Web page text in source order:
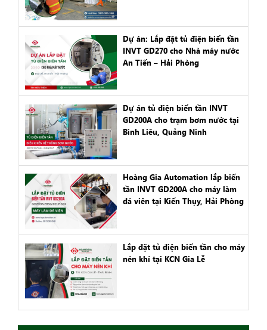
Dự án: Lắp đặt tủ điện biến tần
INVT GD270 cho Nhà máy nước
An Tiến – Hải Phòng
Dự án tủ điện biến tần INVT
GD200A cho trạm bơm nước tại
Bình Liêu, Quảng Ninh
Hoàng Gia Automation lắp biến
tần INVT GD200A cho máy làm
đá viên tại Kiến Thụy, Hải Phòng
Lắp đặt tủ điện biến tần cho máy
nén khí tại KCN Gia Lễ